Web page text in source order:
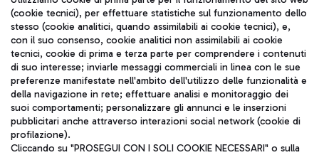
TRAVEL JOURNAL
ITA
(cookie tecnici), per effettuare statistiche sul funzionamento dello
stesso (cookie analitici, quando assimilabili ai cookie tecnici), e,
con il suo consenso, cookie analitici non assimilabili ai cookie
tecnici, cookie di prima e terza parte per comprendere i contenuti
di suo interesse; inviarle messaggi commerciali in linea con le sue
preferenze manifestate nell'ambito dell'utilizzo delle funzionalità e
della navigazione in rete; effettuare analisi e monitoraggio dei
suoi comportamenti; personalizzare gli annunci e le inserzioni
pubblicitari anche attraverso interazioni social network (cookie di
profilazione).
Cliccando su "PROSEGUI CON I SOLI COOKIE NECESSARI" o sulla